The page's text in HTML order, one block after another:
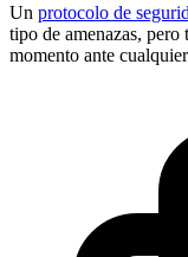
Un protocolo de
tipo de amenazas, pero
momento ante